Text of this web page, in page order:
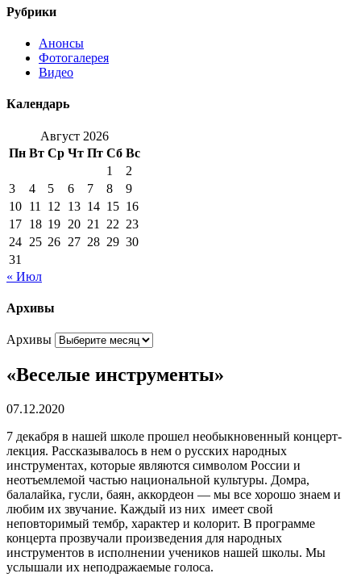
Рубрики
Анонсы
Фотогалерея
Видео
Календарь
Август 2026
Пн Вт Ср Чт Пт Сб Вс
1
2
3
4 5 6 7 8
9
10 11 12 13 14 15 16
17 18 19 20 21 22 23
24 25 26 27 28 29 30
31
« Июл
Архивы
Архивы
«Веселые инструменты»
07.12.2020
7 декабря в нашей школе прошел необыкновенный концерт-
лекция. Рассказывалось в нем о русских народных
инструментах, которые являются символом России и
неотъемлемой частью национальной культуры. Домра,
балалайка, гусли, баян, аккордеон — мы все хорошо знаем и
любим их звучание. Каждый из них имеет свой
неповторимый тембр, характер и колорит. В программе
концерта прозвучали произведения для народных
инструментов в исполнении учеников нашей школы. Мы
услышали их неподражаемые голоса.